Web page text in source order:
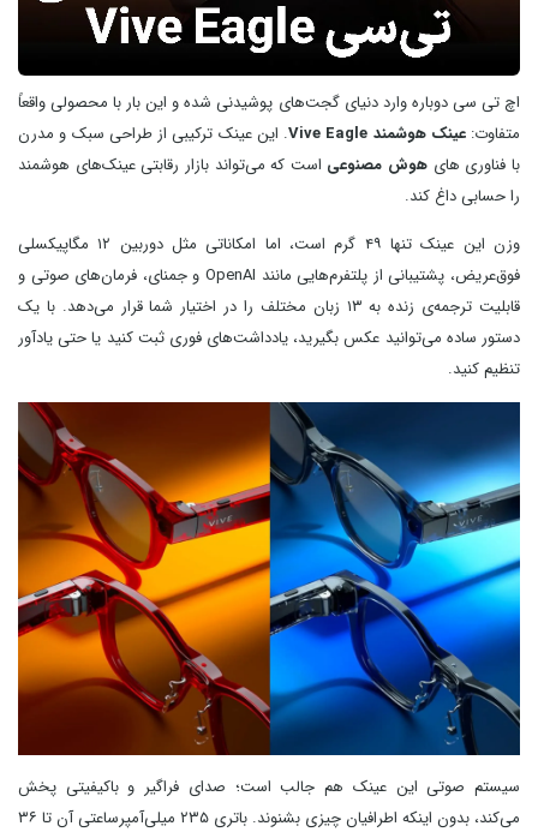
اچ‌ تی‌ سی دوباره وارد دنیای گجت‌های پوشیدنی شده و این بار با محصولی واقعاً
متفاوت: عینک هوشمند Vive Eagle
. این عینک ترکیبی از طراحی سبک و مدرن
با فناوری‌ های هوش مصنوعی است که می‌تواند بازار رقابتی عینک‌های هوشمند
را حسابی داغ کند.
وزن این عینک تنها ۴۹ گرم است، اما امکاناتی مثل دوربین ۱۲ مگاپیکسلی
فوق‌عریض، پشتیبانی از پلتفرم‌هایی مانند OpenAI و جمنای، فرمان‌های صوتی و
قابلیت ترجمه‌ی زنده به ۱۳ زبان مختلف را در اختیار شما قرار می‌دهد. با یک
دستور ساده می‌توانید عکس بگیرید، یادداشت‌های فوری ثبت کنید یا حتی یادآور
تنظیم کنید.
سیستم صوتی این عینک هم جالب است؛ صدای فراگیر و باکیفیتی پخش
می‌کند، بدون اینکه اطرافیان چیزی بشنوند. باتری ۲۳۵ میلی‌آمپرساعتی آن تا ۳۶